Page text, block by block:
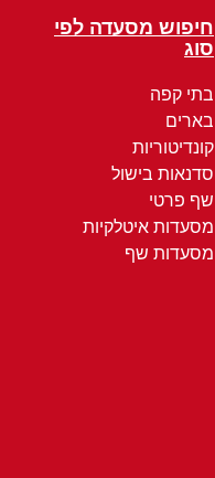
חיפוש מסעדה לפי
סוג
בתי קפה
בארים
קונדיטוריות
סדנאות בישול
שף פרטי
מסעדות איטלקיות
מסעדות שף